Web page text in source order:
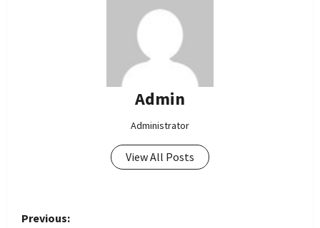
Admin
Administrator
View All Posts
P
Previous: